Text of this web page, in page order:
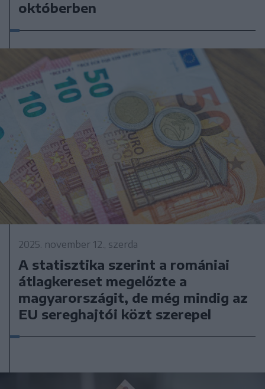
októberben
2025. november 12., szerda
A statisztika szerint a romániai
átlagkereset megelőzte a
magyarországit, de még mindig az
EU sereghajtói közt szerepel